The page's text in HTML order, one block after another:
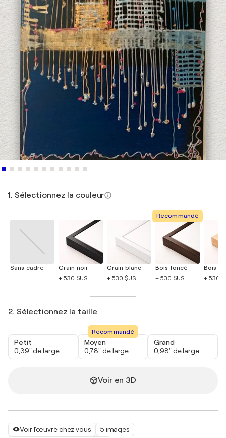
Voir l'œuvre chez vous
5 images
1. Sélectionnez la couleur
Sans cadre
Grain noir
+ 530 $US
Grain blanc
+ 530 $US
Recommandé
Bois foncé
+ 530 $US
Bois
+ 530
2. Sélectionnez la taille
Petit
0,39" de large
Recommandé
Moyen
0,78" de large
Grand
0,98" de large
Voir en 3D